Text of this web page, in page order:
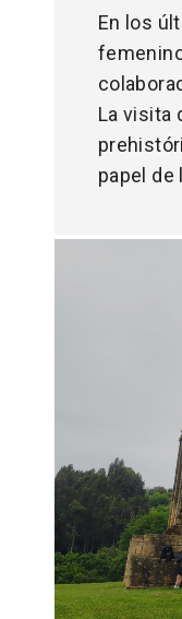
En los
La visita
papel